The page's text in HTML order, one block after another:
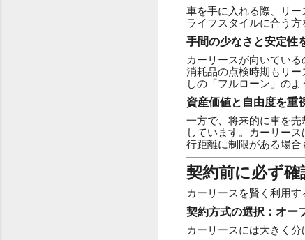
車を手に入れる際、リ
ライフスタイルに合う方
手間の少なさと安定性
カーリースが向いてい
消耗品の点検時期もリ
しの「フルローン」の
資産価値と自由度を重
一方で、将来的に車を
しています。カーリー
行距離に制限がある場合
契約前に必ず
カーリースを賢く利用
契約方式の選択：オー
カーリースには大きく分